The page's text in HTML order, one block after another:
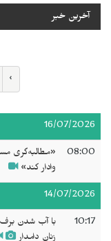
آخرین خبر
›
16/07/2026
08:00
«مطالبه‌گری
وادار کند»
14/07/2026
10:17
با آب شدن
زنان دامدار